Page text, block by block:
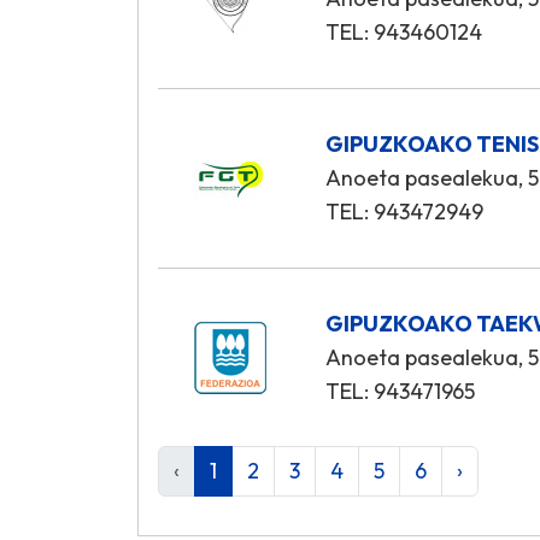
TEL: 943460124
GIPUZKOAKO
Anoeta pasealekua, 5
TEL: 943472949
GIPUZKOAKO
Anoeta pasealekua, 5
TEL: 943471965
‹ 1 2 3 4 5 6 ›